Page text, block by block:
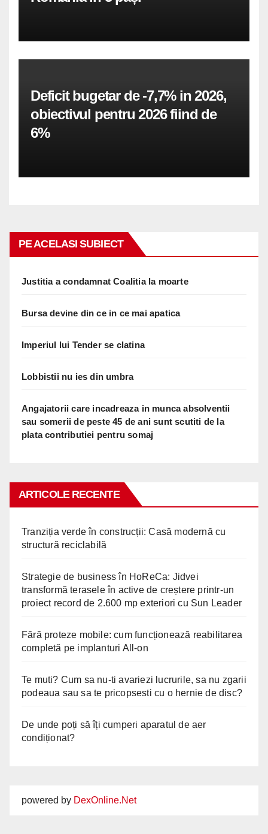
Deficit bugetar de -7,7% in 2026,
obiectivul pentru 2026 fiind de
6%
PE ACELASI SUBIECT
Justitia a condamnat Coalitia la moarte
Bursa devine din ce in ce mai apatica
Imperiul lui Tender se clatina
Lobbistii nu ies din umbra
Angajatorii care incadreaza in munca absolventii
sau somerii de peste 45 de ani sunt scutiti de la
plata contributiei pentru somaj
ARTICOLE RECENTE
Tranziția verde în construcții: Casă modernă cu
structură reciclabilă
Strategie de business în HoReCa: Jidvei
transformă terasele în active de creștere printr-un
proiect record de 2.600 mp exteriori cu Sun Leader
Fără proteze mobile: cum funcționează reabilitarea
completă pe implanturi All-on
Te muti? Cum sa nu-ti avariezi lucrurile, sa nu zgarii
podeaua sau sa te pricopsesti cu o hernie de disc?
De unde poți să îți cumperi aparatul de aer
condiționat?
powered by DexOnline.Net